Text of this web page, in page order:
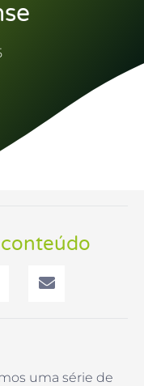
uma série de